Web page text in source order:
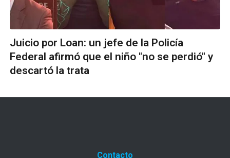
Juicio por Loan: un jefe de la Policía
Federal afirmó que el niño "no se perdió" y
descartó la trata
Contacto